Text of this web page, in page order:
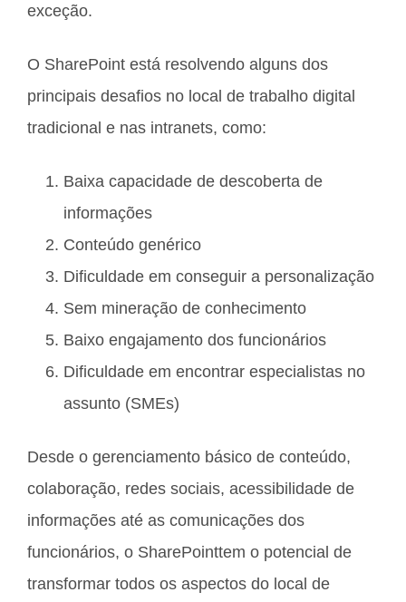
exceção.
O SharePoint está resolvendo alguns dos
principais desafios no local de trabalho digital
tradicional e nas intranets, como:
Baixa capacidade de descoberta de
informações
Conteúdo genérico
Dificuldade em conseguir a personalização
Sem mineração de conhecimento
Baixo engajamento dos funcionários
Dificuldade em encontrar especialistas no
assunto (SMEs)
Desde o gerenciamento básico de conteúdo,
colaboração, redes sociais, acessibilidade de
informações até as comunicações dos
funcionários, o SharePointtem o potencial de
transformar todos os aspectos do local de